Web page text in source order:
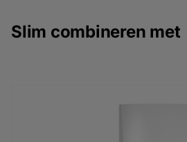
Slim combineren met